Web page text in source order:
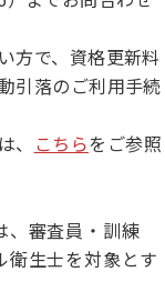
技会)
方で、資格更新料
引落のご利用手続
こちらをご参照
、審査員・訓練
衛生士を対象とす